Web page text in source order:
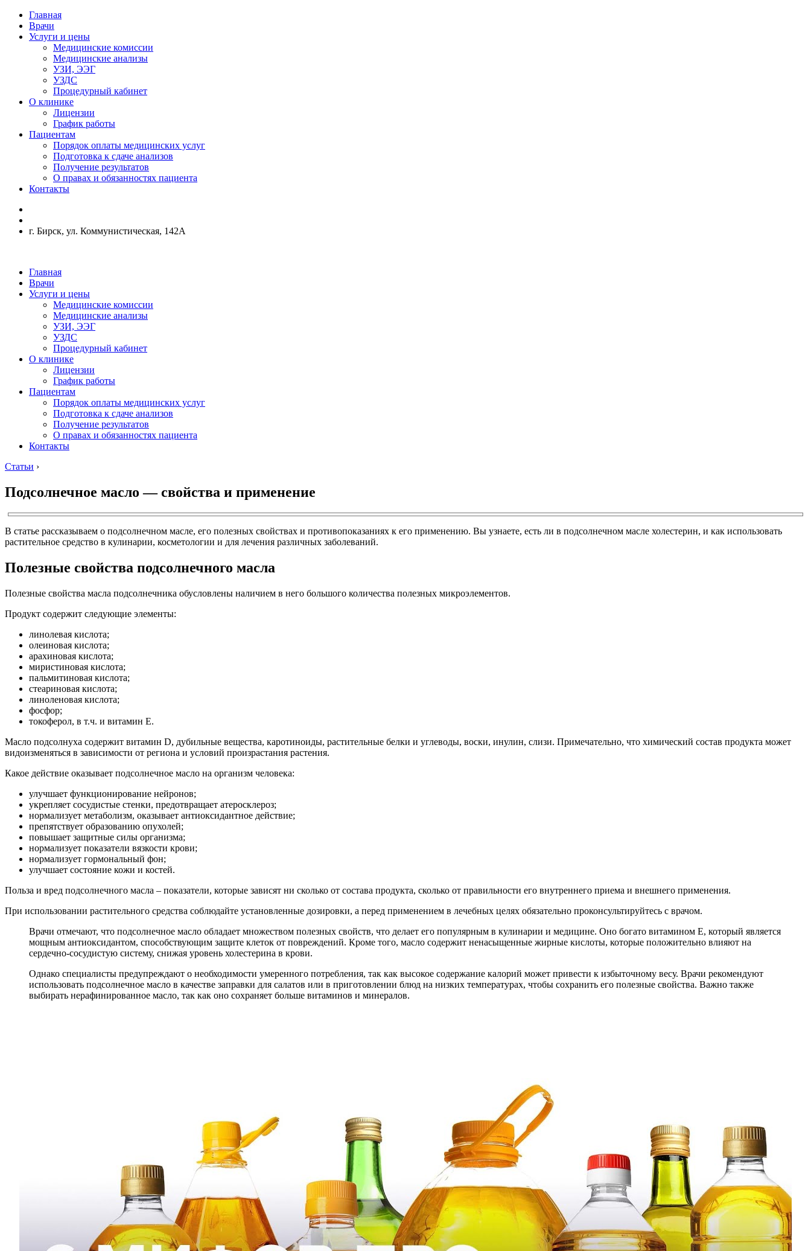
Главная
Врачи
Услуги и цены
Медицинские комиссии
Медицинские анализы
УЗИ, ЭЭГ
УЗДС
Процедурный кабинет
О клинике
Лицензии
График работы
Пациентам
Порядок оплаты медицинских услуг
Подготовка к сдаче анализов
Получение результатов
О правах и обязанностях пациента
Контакты
г. Бирск, ул. Коммунистическая, 142А
Главная
Врачи
Услуги и цены
Медицинские комиссии
Медицинские анализы
УЗИ, ЭЭГ
УЗДС
Процедурный кабинет
О клинике
Лицензии
График работы
Пациентам
Порядок оплаты медицинских услуг
Подготовка к сдаче анализов
Получение результатов
О правах и обязанностях пациента
Контакты
Статьи ›
Подсолнечное масло — свойства и применение
В статье рассказываем о подсолнечном масле, его полезных свойствах и противопоказаниях к его применению. Вы узнаете, есть ли в подсолнечном масле холестерин, и как использовать
растительное средство в кулинарии, косметологии и для лечения различных заболеваний.
Полезные свойства подсолнечного масла
Полезные свойства масла подсолнечника обусловлены наличием в него большого количества полезных микроэлементов.
Продукт содержит следующие элементы:
линолевая кислота;
олеиновая кислота;
арахиновая кислота;
миристиновая кислота;
пальмитиновая кислота;
стеариновая кислота;
линоленовая кислота;
фосфор;
токоферол, в т.ч. и витамин Е.
Масло подсолнуха содержит витамин D, дубильные вещества, каротиноиды, растительные белки и углеводы, воски, инулин, слизи. Примечательно, что химический состав продукта может
видоизменяться в зависимости от региона и условий произрастания растения.
Какое действие оказывает подсолнечное масло на организм человека:
улучшает функционирование нейронов;
укрепляет сосудистые стенки, предотвращает атеросклероз;
нормализует метаболизм, оказывает антиоксидантное действие;
препятствует образованию опухолей;
повышает защитные силы организма;
нормализует показатели вязкости крови;
нормализует гормональный фон;
улучшает состояние кожи и костей.
Польза и вред подсолнечного масла – показатели, которые зависят ни сколько от состава продукта, сколько от правильности его внутреннего приема и внешнего применения.
При использовании растительного средства соблюдайте установленные дозировки, а перед применением в лечебных целях обязательно проконсультируйтесь с врачом.
Врачи отмечают, что подсолнечное масло обладает множеством полезных свойств, что делает его популярным в кулинарии и медицине. Оно богато витамином Е, который является
мощным антиоксидантом, способствующим защите клеток от повреждений. Кроме того, масло содержит ненасыщенные жирные кислоты, которые положительно влияют на
сердечно-сосудистую систему, снижая уровень холестерина в крови.
Однако специалисты предупреждают о необходимости умеренного потребления, так как высокое содержание калорий может привести к избыточному весу. Врачи рекомендуют
использовать подсолнечное масло в качестве заправки для салатов или в приготовлении блюд на низких температурах, чтобы сохранить его полезные свойства. Важно также
выбирать нерафинированное масло, так как оно сохраняет больше витаминов и минералов.